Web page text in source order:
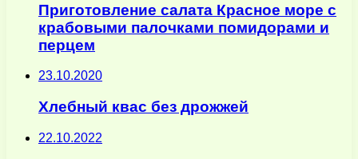
Приготовление салата Красное море с
крабовыми палочками помидорами и
перцем
23.10.2020
Хлебный квас без дрожжей
22.10.2022